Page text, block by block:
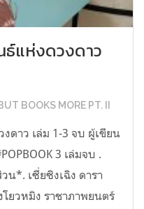
ธ์แห่งดวงดาว
BOOKS MORE PT. II
งดาว เล่ม 1-3 จบ ผู้เขียน
3 เล่มจบ .
น*. เซี่ยซิงเฉิง ดารา
ยวหมิง ราชาภาพยนตร์